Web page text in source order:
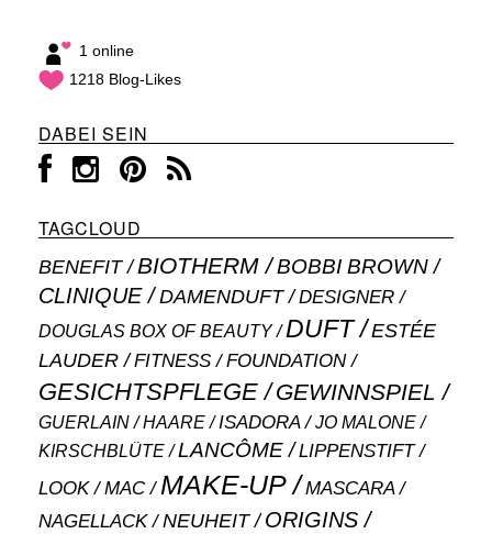
1 online
1218 Blog-Likes
DABEI SEIN
TAGCLOUD
BENEFIT BIOTHERM BOBBI BROWN
CLINIQUE DAMENDUFT DESIGNER
DOUGLAS BOX OF BEAUTY DUFT
ESTÉE
LAUDER
FITNESS FOUNDATION
GESICHTSPFLEGE GEWINNSPIEL
GUERLAIN HAARE ISADORA JO MALONE
KIRSCHBLÜTE LANCÔME LIPPENSTIFT
LOOK MAC MAKE-UP MASCARA
NAGELLACK NEUHEIT ORIGINS